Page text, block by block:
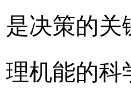
是决策的关
理机能的科